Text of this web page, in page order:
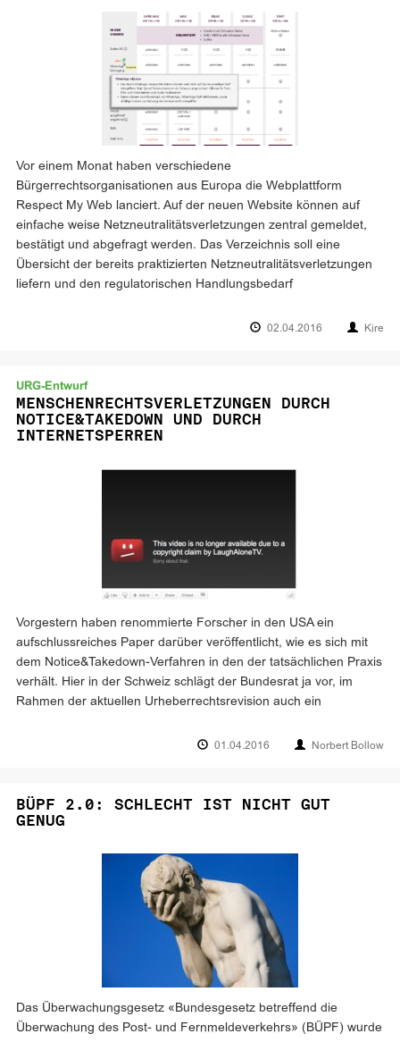
Vor einem Monat haben verschiedene
Bürgerrechtsorganisationen aus Europa die Webplattform
Respect My Web lanciert. Auf der neuen Website können auf
einfache weise Netzneutralitätsverletzungen zentral gemeldet,
bestätigt und abgefragt werden. Das Verzeichnis soll eine
Übersicht der bereits praktizierten Netzneutralitätsverletzungen
liefern und den regulatorischen Handlungsbedarf
02.04.2016 Kire
URG-Entwurf
MENSCHENRECHTSVERLETZUNGEN DURCH
NOTICE&TAKEDOWN UND DURCH
INTERNETSPERREN
Vorgestern haben renommierte Forscher in den USA ein
aufschlussreiches Paper darüber veröffentlicht, wie es sich mit
dem Notice&Takedown-Verfahren in den der tatsächlichen Praxis
verhält. Hier in der Schweiz schlägt der Bundesrat ja vor, im
Rahmen der aktuellen Urheberrechtsrevision auch ein
01.04.2016 Norbert Bollow
BÜPF 2.0: SCHLECHT IST NICHT GUT
GENUG
Das Überwachungsgesetz «Bundesgesetz betreffend die
Überwachung des Post- und Fernmeldeverkehrs» (BÜPF) wurde